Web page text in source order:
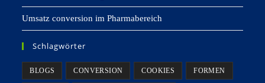
Umsatz conversion im Pharmabereich
Schlagwörter
BLOGS CONVERSION COOKIES FORMEN